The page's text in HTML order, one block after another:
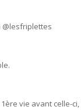
@lesfriplettes
vie avant celle-